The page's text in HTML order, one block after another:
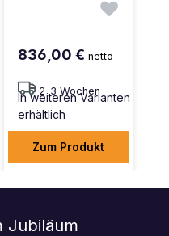
836,00 €netto
2-3 Wochen
In weiteren Varianten
erhältlich
Zum Produkt
Jubiläum